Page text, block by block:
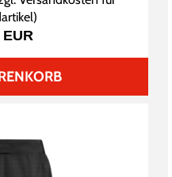
)
EUR